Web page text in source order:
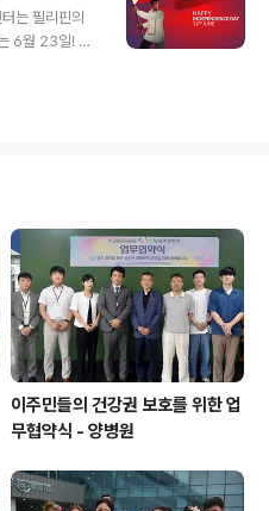
램 4단계 이
램 3단계) 보
어 소통 및 통
는 필리핀의
6월 23일! 필
념일에 대하
을 계획하신
도 좋지만, 광
이주민들의 건강권 보호를 위한 업
무협약식 - 양병원